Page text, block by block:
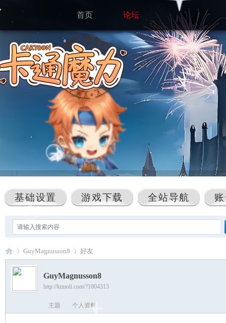
首页 论坛
基础设置 游戏下载 全站导航
›
GuyMagnusson8 好友
GuyMagnusson8
http://ktmoli.com/?1004313
主题 个人资料